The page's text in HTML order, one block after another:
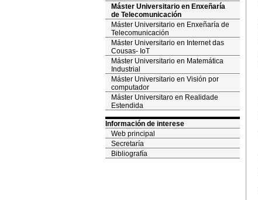
Máster Universitario en Enxeñaría
de Telecomunicación
Máster Universitario en Enxeñaría de
Telecomunicación
Máster Universitario en Internet das
Cousas- IoT
Máster Universitario en Matemática
Industrial
Máster Universitario en Visión por
computador
Máster Universitaro en Realidade
Estendida
Información de interese
Web principal
Secretaría
Bibliografía